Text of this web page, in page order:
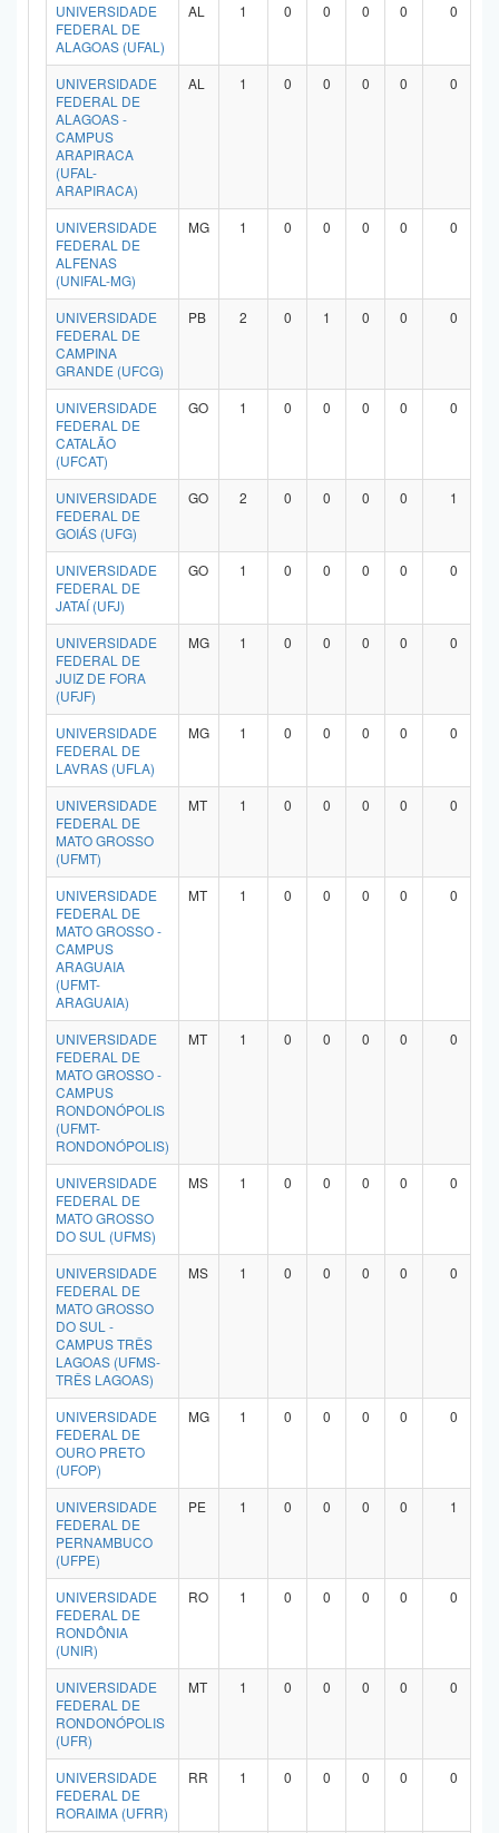
UNIVERSIDADE
FEDERAL DE
ALAGOAS (UFAL)
AL 1 0 0 0 0 0
UNIVERSIDADE
FEDERAL DE
ALAGOAS -
CAMPUS
ARAPIRACA
(UFAL-
ARAPIRACA)
AL 1 0 0 0 0 0
UNIVERSIDADE
FEDERAL DE
ALFENAS
(UNIFAL-MG)
MG 1 0 0 0 0 0
UNIVERSIDADE
FEDERAL DE
CAMPINA
GRANDE (UFCG)
PB 2 0 1 0 0 0
UNIVERSIDADE
FEDERAL DE
CATALÃO
(UFCAT)
GO 1 0 0 0 0 0
UNIVERSIDADE
FEDERAL DE
GOIÁS (UFG)
GO 2 0 0 0 0 1
UNIVERSIDADE
FEDERAL DE
JATAÍ (UFJ)
GO 1 0 0 0 0 0
UNIVERSIDADE
FEDERAL DE
JUIZ DE FORA
(UFJF)
MG 1 0 0 0 0 0
UNIVERSIDADE
FEDERAL DE
LAVRAS (UFLA)
MG 1 0 0 0 0 0
UNIVERSIDADE
FEDERAL DE
MATO GROSSO
(UFMT)
MT 1 0 0 0 0 0
UNIVERSIDADE
FEDERAL DE
MATO GROSSO -
CAMPUS
ARAGUAIA
(UFMT-
ARAGUAIA)
MT 1 0 0 0 0 0
UNIVERSIDADE
FEDERAL DE
MATO GROSSO -
CAMPUS
RONDONÓPOLIS
(UFMT-
RONDONÓPOLIS)
MT 1 0 0 0 0 0
UNIVERSIDADE
FEDERAL DE
MATO GROSSO
DO SUL (UFMS)
MS 1 0 0 0 0 0
UNIVERSIDADE
FEDERAL DE
MATO GROSSO
DO SUL -
CAMPUS TRÊS
LAGOAS (UFMS-
TRÊS LAGOAS)
MS 1 0 0 0 0 0
UNIVERSIDADE
FEDERAL DE
OURO PRETO
(UFOP)
MG 1 0 0 0 0 0
UNIVERSIDADE
FEDERAL DE
PERNAMBUCO
(UFPE)
PE 1 0 0 0 0 1
UNIVERSIDADE
FEDERAL DE
RONDÔNIA
(UNIR)
RO 1 0 0 0 0 0
UNIVERSIDADE
FEDERAL DE
RONDONÓPOLIS
(UFR)
MT 1 0 0 0 0 0
UNIVERSIDADE
FEDERAL DE
RORAIMA (UFRR)
RR 1 0 0 0 0 0